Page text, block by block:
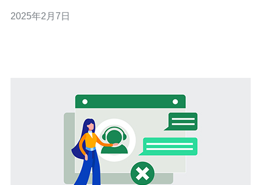
香港高防游戏服务器采用先进的DDoS防护技术，能够有
2025年2月7日